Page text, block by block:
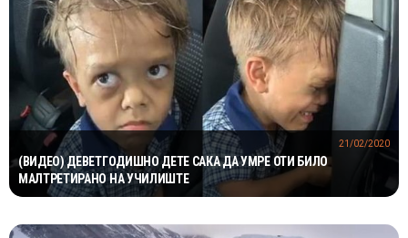
(ВИДЕО) ДЕВЕТГОДИШНО ДЕТЕ САКА ДА УМРЕ ОТИ БИЛО
МАЛТРЕТИРАНО НА УЧИЛИШТЕ
21/02/2020